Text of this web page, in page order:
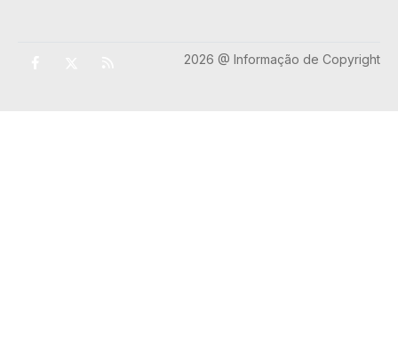
2026 @ Informação de Copyright